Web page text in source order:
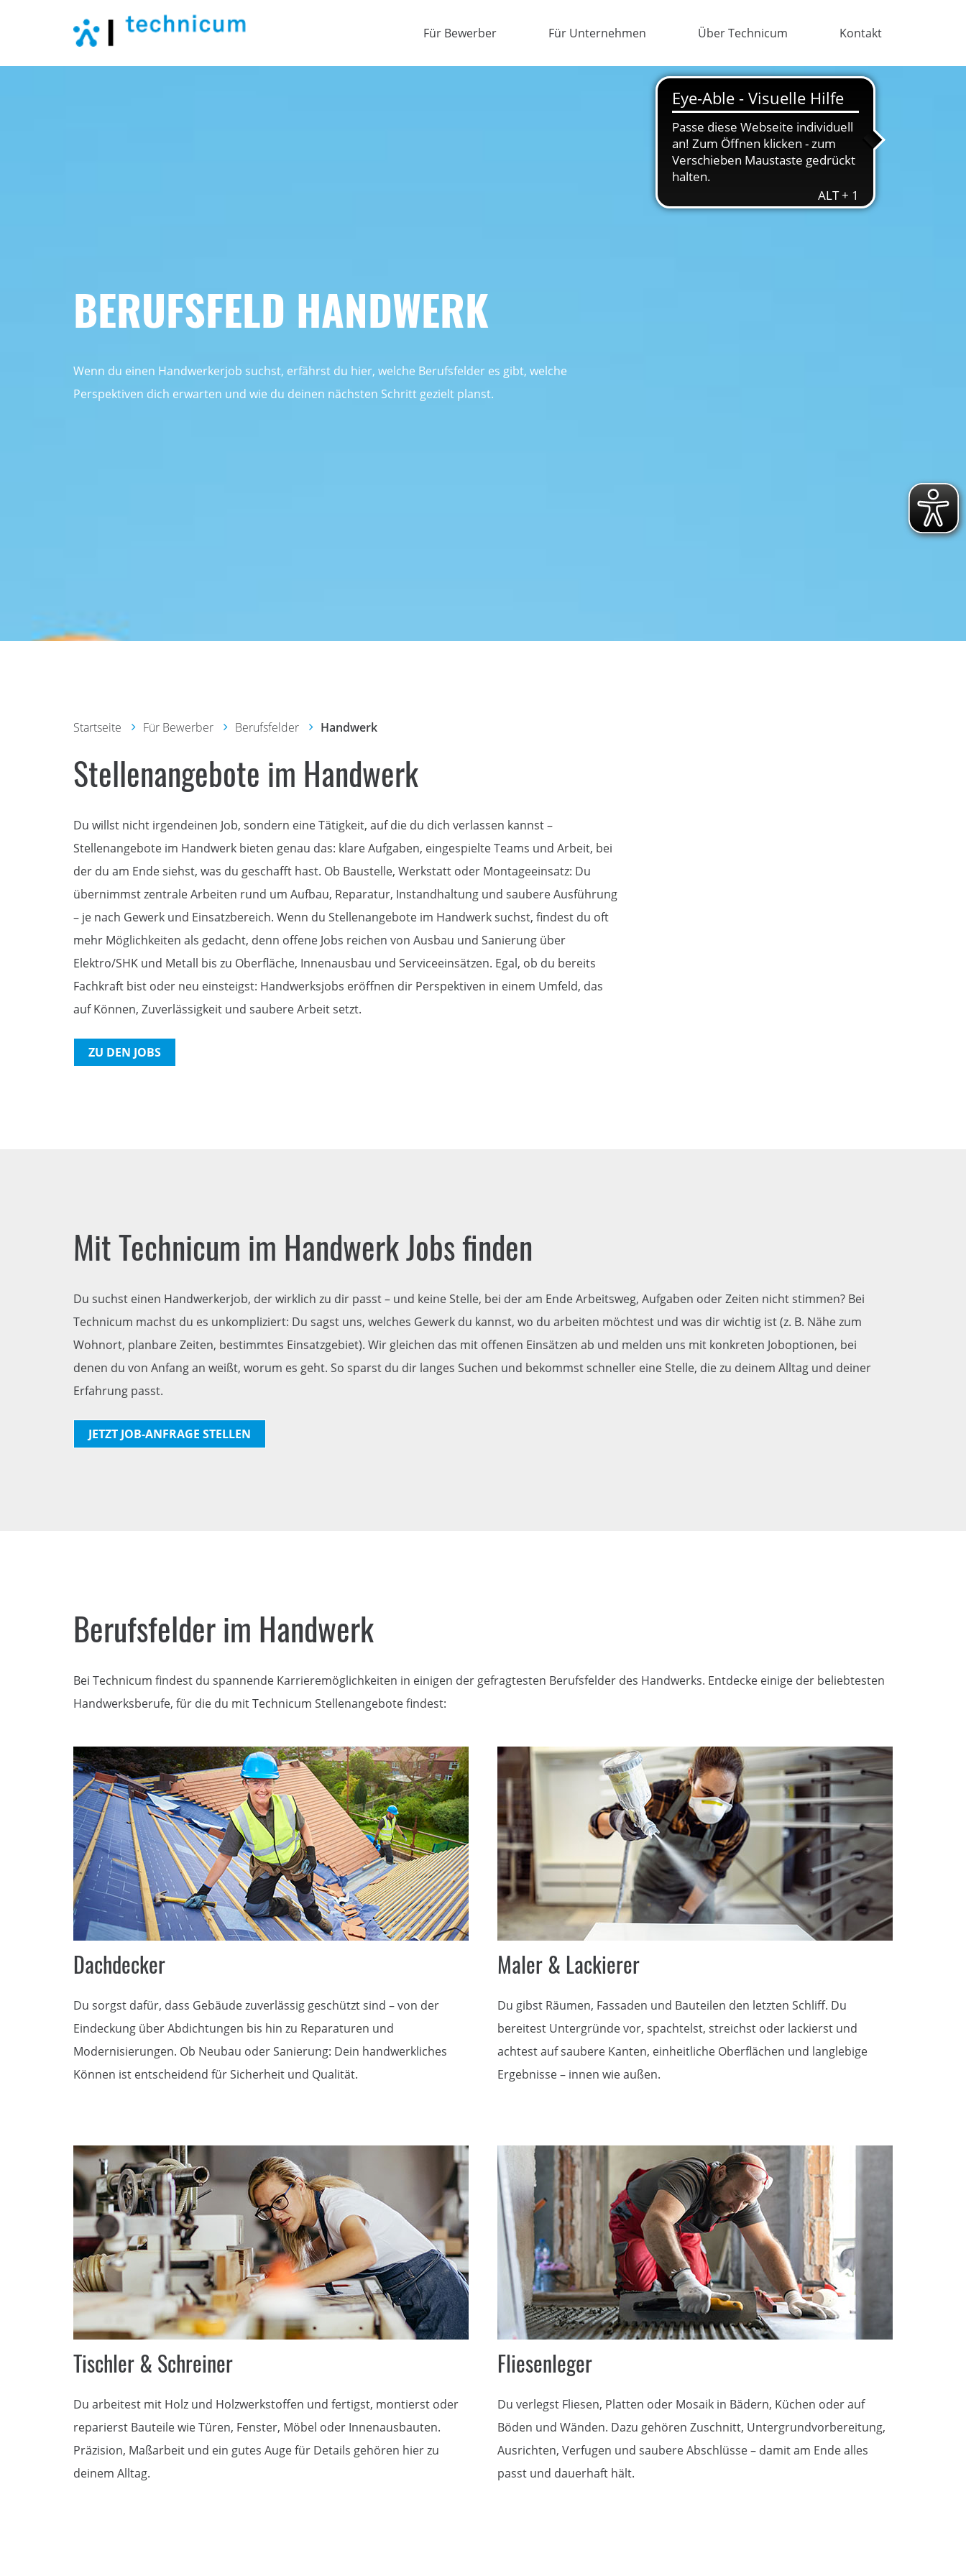
Für Bewerber Für Unternehmen Über Technicum Kontakt
BERUFSFELD HANDWERK
Wenn du einen Handwerkerjob suchst, erfährst du hier, welche Berufsfelder es gibt, welche
Perspektiven dich erwarten und wie du deinen nächsten Schritt gezielt planst.
Startseite Für Bewerber Berufsfelder Handwerk
Stellenangebote im Handwerk
Du willst nicht irgendeinen Job, sondern eine Tätigkeit, auf die du dich verlassen kannst –
Stellenangebote im Handwerk bieten genau das: klare Aufgaben, eingespielte Teams und Arbeit, bei
der du am Ende siehst, was du geschafft hast. Ob Baustelle, Werkstatt oder Montageeinsatz: Du
übernimmst zentrale Arbeiten rund um Aufbau, Reparatur, Instandhaltung und saubere Ausführung
– je nach Gewerk und Einsatzbereich. Wenn du Stellenangebote im Handwerk suchst, findest du oft
mehr Möglichkeiten als gedacht, denn offene Jobs reichen von Ausbau und Sanierung über
Elektro/SHK und Metall bis zu Oberfläche, Innenausbau und Serviceeinsätzen. Egal, ob du bereits
Fachkraft bist oder neu einsteigst: Handwerksjobs eröffnen dir Perspektiven in einem Umfeld, das
auf Können, Zuverlässigkeit und saubere Arbeit setzt.
ZU DEN JOBS
Mit Technicum im Handwerk Jobs finden
Du suchst einen Handwerkerjob, der wirklich zu dir passt – und keine Stelle, bei der am Ende Arbeitsweg, Aufgaben oder Zeiten nicht stimmen? Bei
Technicum machst du es unkompliziert: Du sagst uns, welches Gewerk du kannst, wo du arbeiten möchtest und was dir wichtig ist (z. B. Nähe zum
Wohnort, planbare Zeiten, bestimmtes Einsatzgebiet). Wir gleichen das mit offenen Einsätzen ab und melden uns mit konkreten Joboptionen, bei
denen du von Anfang an weißt, worum es geht. So sparst du dir langes Suchen und bekommst schneller eine Stelle, die zu deinem Alltag und deiner
Erfahrung passt.
JETZT JOB-ANFRAGE STELLEN
Berufsfelder im Handwerk
Bei Technicum findest du spannende Karrieremöglichkeiten in einigen der gefragtesten Berufsfelder des Handwerks. Entdecke einige der beliebtesten
Handwerksberufe, für die du mit Technicum Stellenangebote findest:
Dachdecker
Du sorgst dafür, dass Gebäude zuverlässig geschützt sind – von der
Eindeckung über Abdichtungen bis hin zu Reparaturen und
Modernisierungen. Ob Neubau oder Sanierung: Dein handwerkliches
Können ist entscheidend für Sicherheit und Qualität.
Maler & Lackierer
Du gibst Räumen, Fassaden und Bauteilen den letzten Schliff. Du
bereitest Untergründe vor, spachtelst, streichst oder lackierst und
achtest auf saubere Kanten, einheitliche Oberflächen und langlebige
Ergebnisse – innen wie außen.
Tischler & Schreiner
Du arbeitest mit Holz und Holzwerkstoffen und fertigst, montierst oder
reparierst Bauteile wie Türen, Fenster, Möbel oder Innenausbauten.
Präzision, Maßarbeit und ein gutes Auge für Details gehören hier zu
deinem Alltag.
Fliesenleger
Du verlegst Fliesen, Platten oder Mosaik in Bädern, Küchen oder auf
Böden und Wänden. Dazu gehören Zuschnitt, Untergrundvorbereitung,
Ausrichten, Verfugen und saubere Abschlüsse – damit am Ende alles
passt und dauerhaft hält.